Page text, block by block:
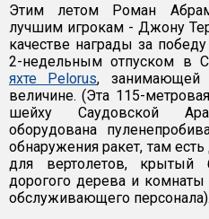
Этим летом Роман
лучшим игрокам - Джону
качестве награды за
2-недельным отпуском в
яхте Pelorus, занимающей
величине. (Эта 115-
шейху Саудовской
оборудована
обнаружения ракет, там
для вертолетов, крытый
дорогого дерева и
обслуживающего персонала).